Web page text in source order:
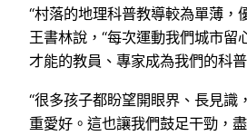
“村落的地理科普教導較為單薄，
王書林說，“每次運動我們城市留
才能的教員、專家成為我們的科
“很多孩子都盼望開眼界、長見識
重愛好。這也讓我們鼓足干勁，